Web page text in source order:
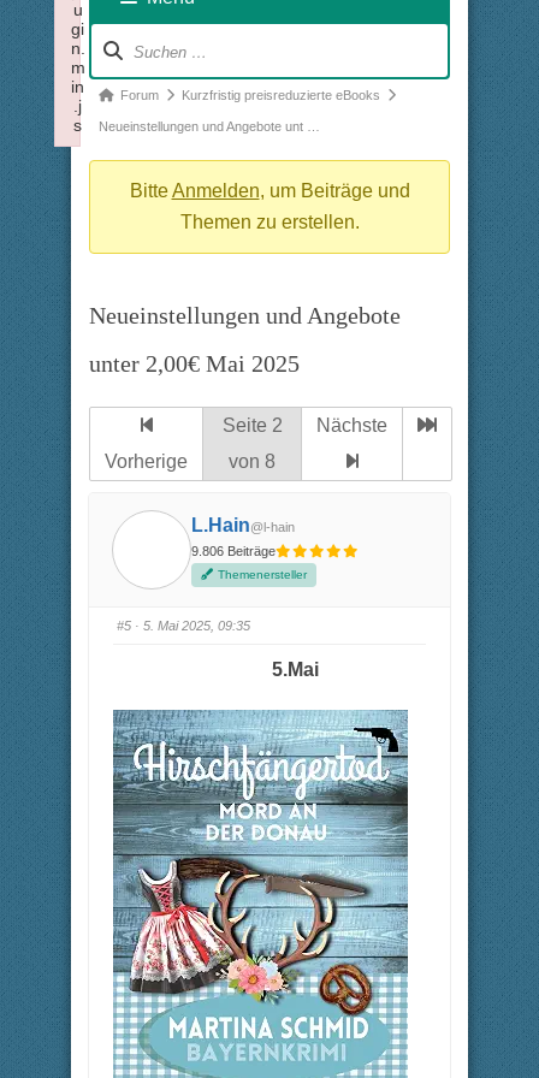
Forum-
Forum-
Breadcrumbs
hier:
Forum Kurzfristig preisreduzierte eBooks
Neueinstellungen und Angebote unt …
BitteAnmelden, um Beiträge und
Themen zu erstellen.
Neueinstellungen und Angebote
unter 2,00€ Mai 2025
Vorherige
Seite 2
von 8
Nächste
L.Hain@l-hain
9.806 Beiträge
Themenersteller
#5 · 5. Mai 2025, 09:35
5.Mai
u
gi
n.
m
in
.j
s
Failed to load plugin: insertdatetime from url https://